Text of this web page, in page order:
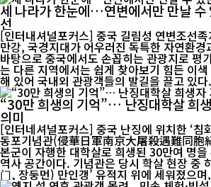
세 나라가 한눈에…연변에서만 만날 수
선
[인터내셔널포커스] 중국 길림성 연변조선
만강, 국경지대가 어우러진 독특한 자연환경
바탕으로 중국에서도 손꼽히는 관광지로 평
는 다른 지역에서는 쉽게 찾아보기 힘든 이
“30만 희생의 기억”… 난징대학살 희
의미
[인터네셔널포커스] 중국 난징에 위치한 ‘침
동포기념관(侵華日軍南京大屠殺遇難同胞
본군이 자행한 대학살로 희생된 30만여 명
역사 공간이다. 기념관은 당시 학살 현장 중
门, 장둥먼) 만인갱’ 유적지 위에 세워졌으